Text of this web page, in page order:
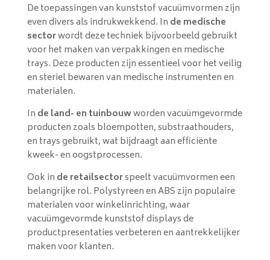
De toepassingen van kunststof vacuümvormen zijn
even divers als indrukwekkend. In de medische
sectorwordt deze techniek bijvoorbeeld gebruikt
voor het maken van verpakkingen en medische
trays. Deze producten zijn essentieel voor het veilig
en steriel bewaren van medische instrumenten en
materialen.
In de land- en tuinbouwworden vacuümgevormde
producten zoals bloempotten, substraathouders,
en trays gebruikt, wat bijdraagt aan efficiënte
kweek- en oogstprocessen.
Ook in de retailsectorspeelt vacuümvormen een
belangrijke rol. Polystyreen en ABS zijn populaire
materialen voor winkelinrichting, waar
vacuümgevormde kunststof displays de
productpresentaties verbeteren en aantrekkelijker
maken voor klanten.